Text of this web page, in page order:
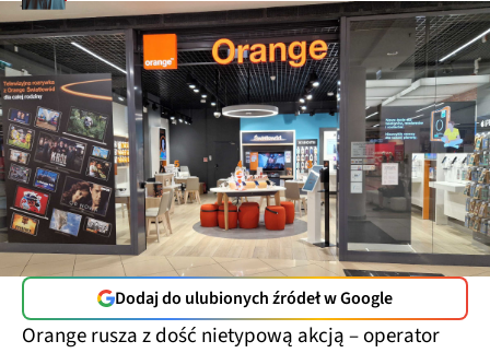
Dodaj do ulubionych źródeł w Google
Orange rusza z dość nietypową akcją – operator